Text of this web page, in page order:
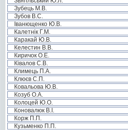
Зубець М.В.
Зубов В.С.
Іванющенко Ю.В.
Калетнік Г.М.
Каракай Ю.В.
Келестин В.В.
Киричок О.Е.
Ківалов С.В.
Климець П.А.
Клюєв С.П.
Ковальова Ю.В.
Козуб О.А.
Колоцей Ю.О.
Коновалюк В.І.
Корж П.П.
Кузьменко П.П.